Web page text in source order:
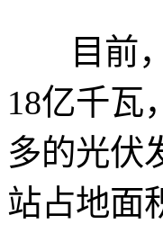
目前，
18亿千瓦
多的光伏
站占地面